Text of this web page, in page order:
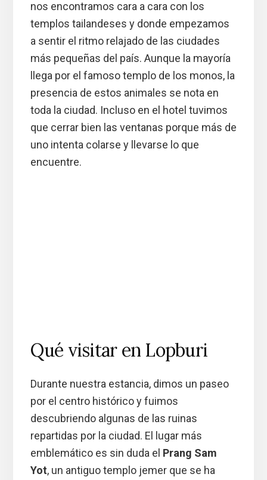
nos encontramos cara a cara con los
templos tailandeses y donde empezamos
a sentir el ritmo relajado de las ciudades
más pequeñas del país. Aunque la mayoría
llega por el famoso templo de los monos, la
presencia de estos animales se nota en
toda la ciudad. Incluso en el hotel tuvimos
que cerrar bien las ventanas porque más de
uno intenta colarse y llevarse lo que
encuentre.
Qué visitar en Lopburi
Durante nuestra estancia, dimos un paseo
por el centro histórico y fuimos
descubriendo algunas de las ruinas
repartidas por la ciudad. El lugar más
emblemático es sin duda el Prang Sam
Yot, un antiguo templo jemer que se ha